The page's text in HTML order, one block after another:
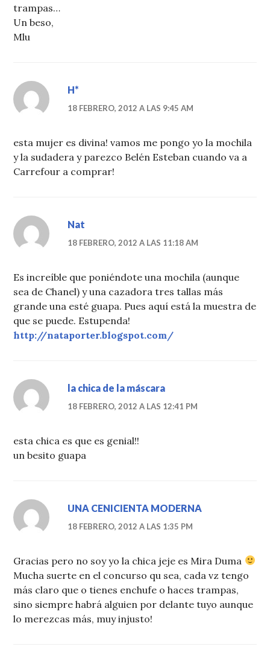
trampas…
Un beso,
Mlu
H*
18 FEBRERO, 2012 A LAS 9:45 AM
esta mujer es divina! vamos me pongo yo la mochila
y la sudadera y parezco Belén Esteban cuando va a
Carrefour a comprar!
Nat
18 FEBRERO, 2012 A LAS 11:18 AM
Es increíble que poniéndote una mochila (aunque
sea de Chanel) y una cazadora tres tallas más
grande una esté guapa. Pues aquí está la muestra de
que se puede. Estupenda!
http://nataporter.blogspot.com/
la chica de la máscara
18 FEBRERO, 2012 A LAS 12:41 PM
esta chica es que es genial!!
un besito guapa
UNA CENICIENTA MODERNA
18 FEBRERO, 2012 A LAS 1:35 PM
Gracias pero no soy yo la chica jeje es Mira Duma
Mucha suerte en el concurso qu sea, cada vz tengo
más claro que o tienes enchufe o haces trampas,
sino siempre habrá alguien por delante tuyo aunque
lo merezcas más, muy injusto!